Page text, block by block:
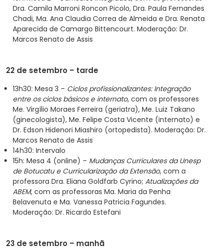
Dra. Camila Marroni Roncon Picolo, Dra. Paula Fernandes
Chadi, Ma. Ana Claudia Correa de Almeida e Dra. Renata
Aparecida de Camargo Bittencourt. Moderação: Dr.
Marcos Renato de Assis
22 de setembro – tarde
13h30: Mesa 3 – Ciclos profissionalizantes: Integração
entre os ciclos básicos e internato, com os professores
Me. Virgílio Moraes Ferreira (geriatra), Me. Luiz Takano
(ginecologista), Me. Felipe Costa Vicente (internato) e
Dr. Edson Hidenori Miashiro (ortopedista). Moderação: Dr.
Marcos Renato de Assis
14h30: Intervalo
15h: Mesa 4 (online) – Mudanças Curriculares da Unesp
de Botucatu e Curricularização da Extensão, com a
professora Dra. Eliana Goldfarb Cyrino; Atualizações da
ABEM, com as professoras Ma. Maria da Penha
Belavenuta e Ma. Vanessa Patricia Fagundes.
Moderação: Dr. Ricardo Estefani
23 de setembro – manhã